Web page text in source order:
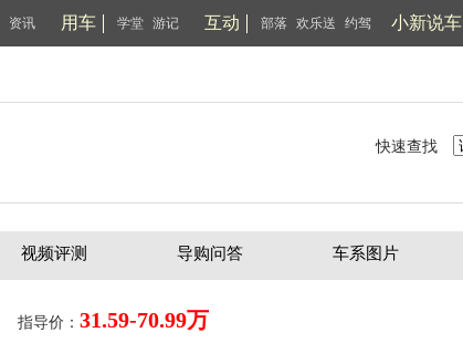
资讯 用车 学堂 游记 互动 部落 欢乐送 约驾 小新说车
快速查找
视频评测 导购问答 车系图片
指导价： 31.59-70.99万